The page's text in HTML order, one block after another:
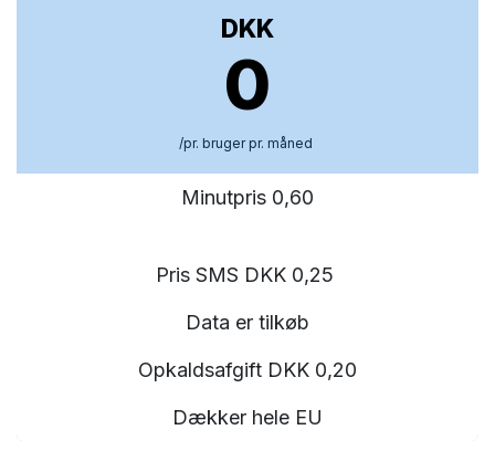
DKK
0
/pr. bruger pr. måned
Minutpris 0,60
Pris SMS DKK 0,25
Data er tilkøb
Opkaldsafgift DKK 0,20
Dækker hele EU